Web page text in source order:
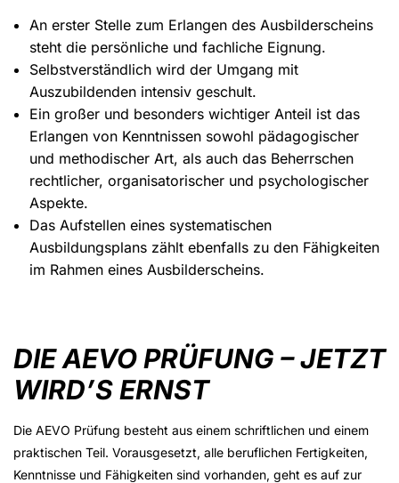
An erster Stelle zum Erlangen des Ausbilderscheins
steht die persönliche und fachliche Eignung.
Selbstverständlich wird der Umgang mit
Auszubildenden intensiv geschult.
Ein großer und besonders wichtiger Anteil ist das
Erlangen von Kenntnissen sowohl pädagogischer
und methodischer Art, als auch das Beherrschen
rechtlicher, organisatorischer und psychologischer
Aspekte.
Das Aufstellen eines systematischen
Ausbildungsplans zählt ebenfalls zu den Fähigkeiten
im Rahmen eines Ausbilderscheins.
DIE AEVO PRÜFUNG – JETZT
WIRD’S ERNST
Die AEVO Prüfung besteht aus einem schriftlichen und einem
praktischen Teil. Vorausgesetzt, alle beruflichen Fertigkeiten,
Kenntnisse und Fähigkeiten sind vorhanden, geht es auf zur